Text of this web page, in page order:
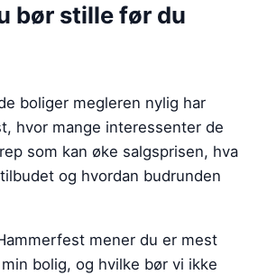
bør stille før du
boliger megleren nylig har
hvor mange interessenter de
som kan øke salgsprisen, hva
og hvordan budrunden
mener du er mest
bolig, og hvilke bør vi ikke